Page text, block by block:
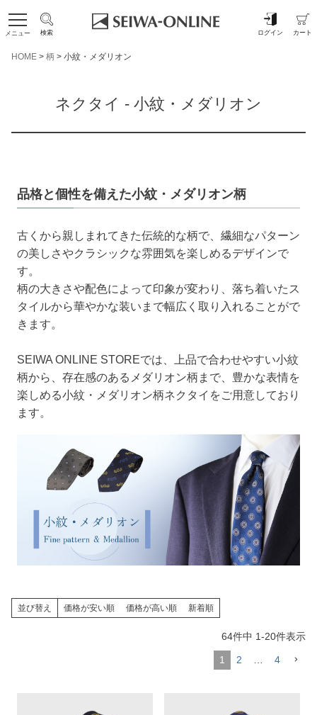
メニュー 検索 ログイン カート
HOME 柄 小紋・メダリオン
ネクタイ - 小紋・メダリオン
品格と個性を備えた小紋・メダリオン柄
古くから親しまれてきた伝統的な柄で、繊細なパターン
の美しさやクラシックな雰囲気を楽しめるデザインで
す。
柄の大きさや配色によって印象が変わり、落ち着いたス
タイルから華やかな装いまで幅広く取り入れることがで
きます。
SEIWA ONLINE STOREでは、上品で合わせやすい小紋
柄から、存在感のあるメダリオン柄まで、豊かな表情を
楽しめる小紋・メダリオン柄ネクタイをご用意しており
ます。
並び替え 価格が安い順 価格が高い順 新着順
64件中 1-20件表示
1 2 4